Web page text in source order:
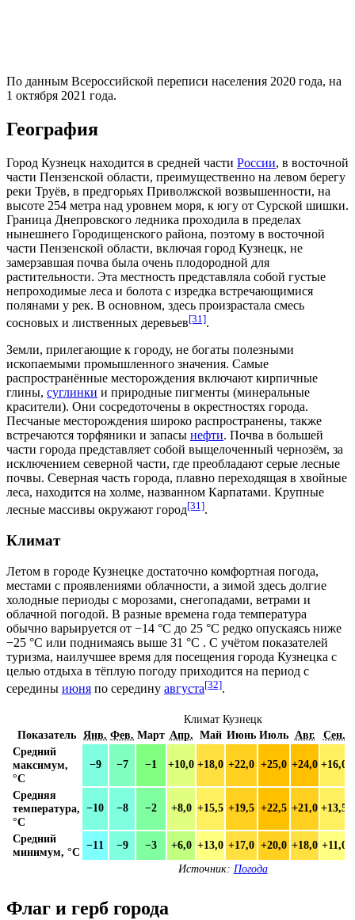
По данным Всероссийской переписи населения 2020 года, на
1 октября 2021 года.
География
Город Кузнецк находится в средней части России, в восточной
части Пензенской области, преимущественно на левом берегу
реки Труёв, в предгорьях Приволжской возвышенности, на
высоте 254 метра над уровнем моря, к югу от Сурской шишки.
Граница Днепровского ледника проходила в пределах
нынешнего Городищенского района, поэтому в восточной
части Пензенской области, включая город Кузнецк, не
замерзавшая почва была очень плодородной для
растительности. Эта местность представляла собой густые
непроходимые леса и болота с изредка встречающимися
полянами у рек. В основном, здесь произрастала смесь
сосновых и лиственных деревьев[31].
Земли, прилегающие к городу, не богаты полезными
ископаемыми промышленного значения. Самые
распространённые месторождения включают кирпичные
глины, суглинки и природные пигменты (минеральные
красители). Они сосредоточены в окрестностях города.
Песчаные месторождения широко распространены, также
встречаются торфяники и запасы нефти. Почва в большей
части города представляет собой выщелоченный чернозём, за
исключением северной части, где преобладают серые лесные
почвы. Северная часть города, плавно переходящая в хвойные
леса, находится на холме, названном Карпатами. Крупные
лесные массивы окружают город[31].
Климат
Летом в городе Кузнецке достаточно комфортная погода,
местами с проявлениями облачности, а зимой здесь долгие
холодные периоды с морозами, снегопадами, ветрами и
облачной погодой. В разные времена года температура
обычно варьируется от −14 °C до 25 °C редко опускаясь ниже
−25 °C или поднимаясь выше 31 °C . С учётом показателей
туризма, наилучшее время для посещения города Кузнецка с
целью отдыха в тёплую погоду приходится на период с
середины июня по середину августа[32].
Климат Кузнецк
Показатель
Янв. Фев. Март Апр. Май Июнь Июль Авг. Сен.
Средний
максимум,
°C
−9 −7 −1 +10,0 +18,0 +22,0 +25,0 +24,0 +16,0
Средняя
температура,
°C
−10 −8 −2 +8,0 +15,5 +19,5 +22,5 +21,0 +13,5
Средний
минимум, °C
−11 −9 −3 +6,0 +13,0 +17,0 +20,0 +18,0 +11,0
Источник: Погода
Флаг и герб города